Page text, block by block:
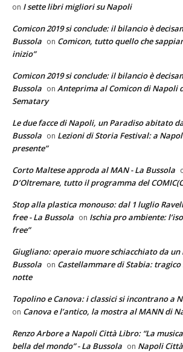
on I sette libri migliori su Napoli
Comicon 2019 si conclude: il bilancio è
Bussola on Comicon, tutto quello che
inizio”
Comicon 2019 si conclude: il bilancio è
Bussola on Anteprima al Comicon di Napoli
Sematary
Le due facce di Napoli, un Paradiso abitato
Bussola on Lezioni di Storia Festival: a
presente”
Corto Maltese approda al MAN - La Bussola
D’Oltremare, tutto il programma del
Stop alla plastica monouso: dal 1 luglio
free - La Bussola on Ischia pro ambiente:
free”
Giugliano: operaio muore schiacchiato da un
Bussola on Castellammare di Stabia:
notte
Topolino e Canova: i classici si incontrano a
on Canova e l’antico, la mostra al MANN di
Renzo Arbore a Napoli Città Libro: “La
bella del mondo” - La Bussola on Napoli